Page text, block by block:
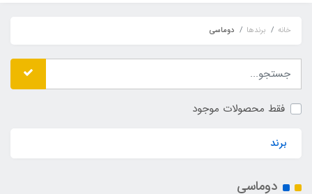
خانه برندها دوماسی
فقط محصولات موجود
برند
دوماسی